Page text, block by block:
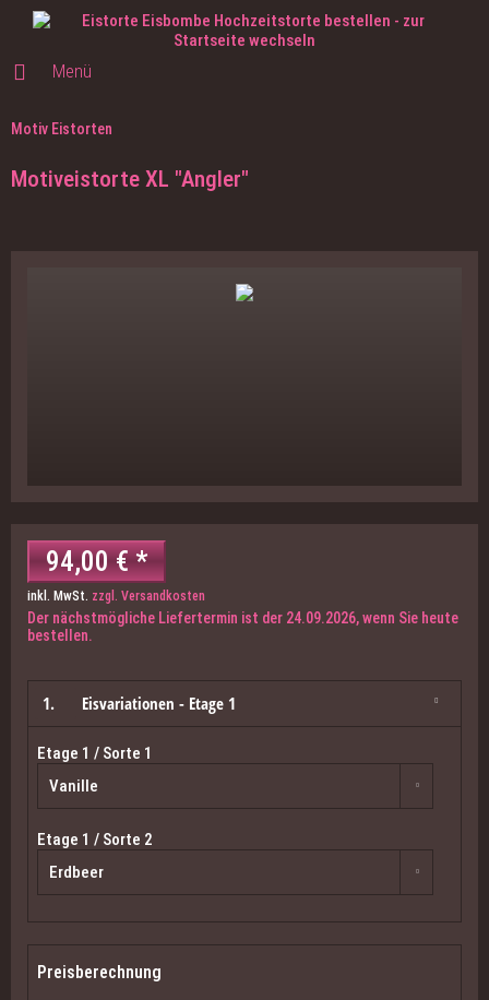
Menü
Motiv Eistorten
Motiveistorte XL "Angler"
94,00 € *
inkl. MwSt. zzgl. Versandkosten
Der nächstmögliche Liefertermin ist der 24.09.2026, wenn Sie heute
bestellen.
1. Eisvariationen - Etage 1
Etage 1 / Sorte 1
Etage 1 / Sorte 2
Preisberechnung